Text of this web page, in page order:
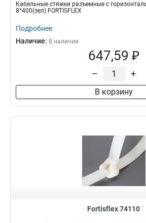
Кабельные стяжки разъемные с
8*400(зел) FORTISFLEX
Подробнее
Наличие: В наличии
647,59 ₽
– +
В корзину
Fortisflex 74110